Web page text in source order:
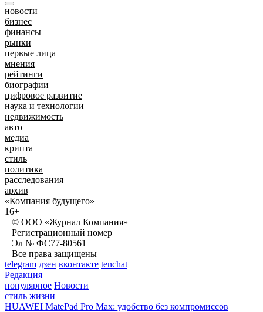
новости
бизнес
финансы
рынки
первые лица
мнения
рейтинги
биографии
цифровое развитие
наука и технологии
недвижимость
авто
медиа
крипта
стиль
политика
расследования
архив
«Компания будущего»
16+
© ООО «Журнал Компания»
Регистрационный номер
Эл № ФС77-80561
Все права защищены
telegram дзен вконтакте tenchat
Редакция
популярное Новости
стиль жизни
HUAWEI MatePad Pro Max: удобство без компромиссов